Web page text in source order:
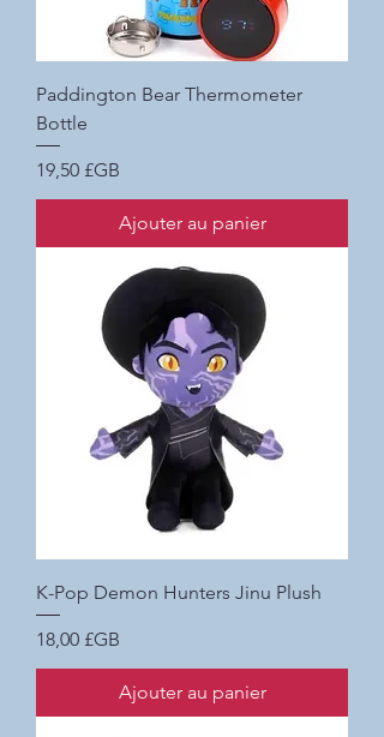
Paddington Bear Thermometer
Bottle
Prix
19,50 £GB
Ajouter au panier
K-Pop Demon Hunters Jinu Plush
Prix
18,00 £GB
Ajouter au panier